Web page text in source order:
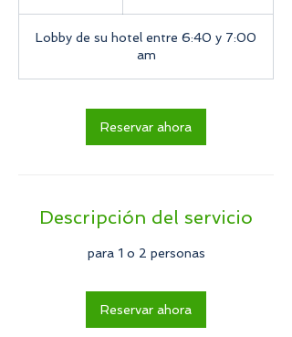
h
Lobby de su hotel entre 6:40 y 7:00
am
Reservar ahora
Descripción del servicio
para 1 o 2 personas
Reservar ahora